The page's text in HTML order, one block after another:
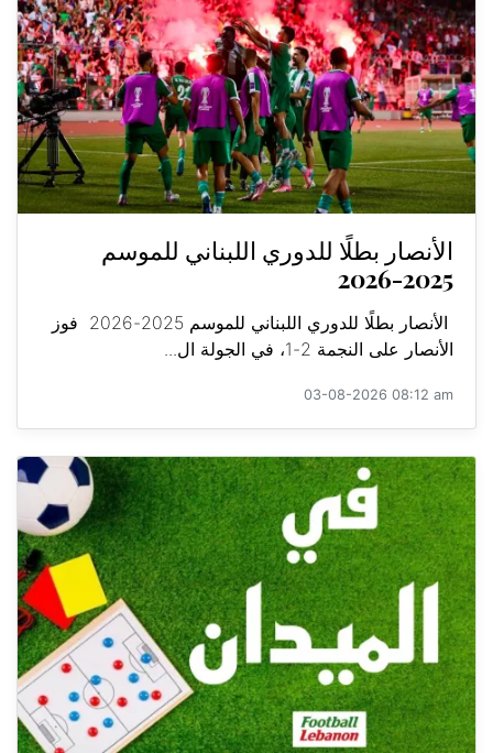
الأنصار بطلًا للدوري اللبناني للموسم
2025-2026
الأنصار بطلًا للدوري اللبناني للموسم 2025-2026 فوز
الأنصار على النجمة 2-1، في الجولة ال...
03-08-2026 08:12 am